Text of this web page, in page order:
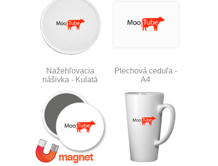
Nažehľovacia
nášivka - Kulatá
Plechová ceduľa -
A4